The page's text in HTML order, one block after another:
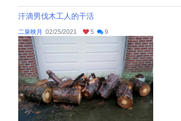
汗滴男伐木工人的干活
二泉映月 02/25/2021 5 9